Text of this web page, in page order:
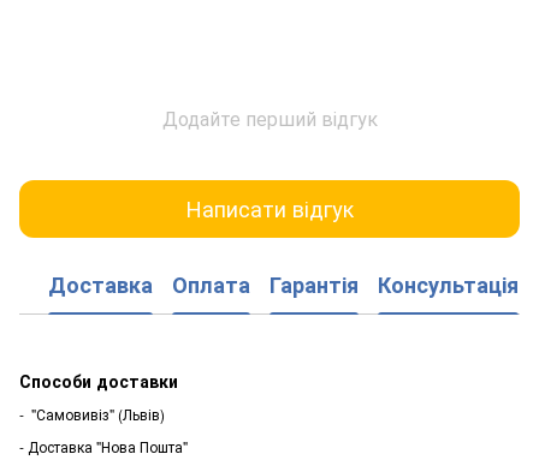
Додайте перший відгук
Написати відгук
Доставка Оплата Гарантія Консультація
Способи доставки
- "Самовивіз" (Львів)
- Доставка "Нова Пошта"